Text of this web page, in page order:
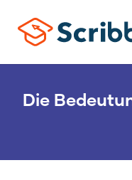
Die